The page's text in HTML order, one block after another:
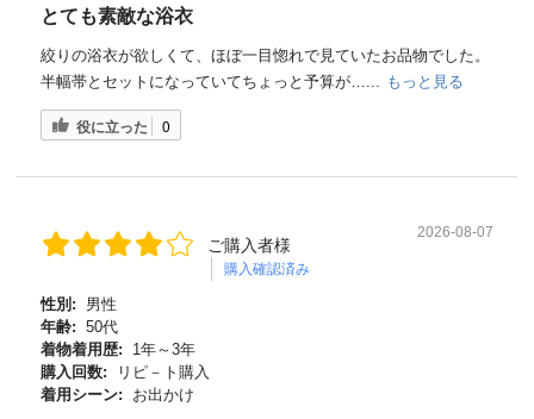
とても素敵な浴衣
絞りの浴衣が欲しくて、ほぼ一目惚れで見ていたお品物でした。
半幅帯とセットになっていてちょっと予算が…...
もっと見る
役に立った 0
ご購入者様
購入確認済み
2026-08-07
性別:
男性
年齢: 50代
着物着用歴:
1年～3年
購入回数:
リピ－ト購入
着用シーン:
お出かけ